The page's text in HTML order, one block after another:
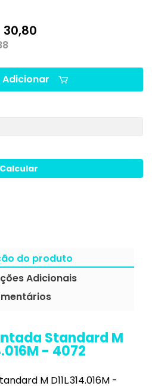
30,80
Adicionar
do produto
Adicionais
Standard M
- 4072
M D11L.314.016M -